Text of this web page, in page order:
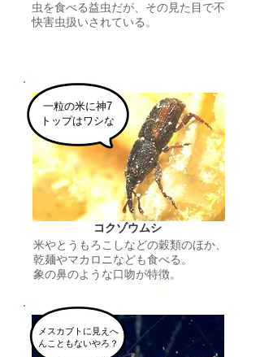
虫を食べる益虫だが、 ​​その見た目で不
快害虫扱いされている。
一粒の米に神7
​トップはワシな
コクゾウムシ
米やとうもろこしなどの穀類のほか、
乾麺やマカロニなども食べる。
​象の鼻のような口吻が特徴。
メスカブトに見えへ
んこともないやろ？